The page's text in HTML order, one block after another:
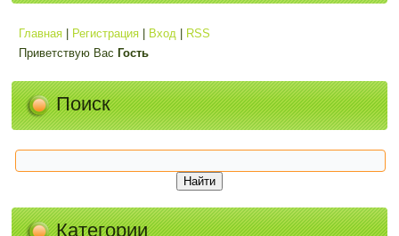
Главная Регистрация Вход
RSS
Приветствую Вас Гость
Поиск
Категории